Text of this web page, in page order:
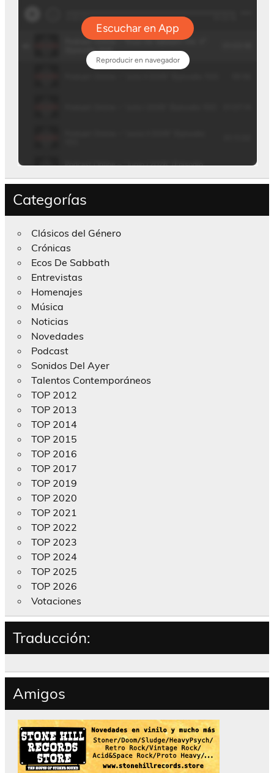
Categorías
Clásicos del Género
Crónicas
Ecos De Sabbath
Entrevistas
Homenajes
Música
Noticias
Novedades
Podcast
Sonidos Del Ayer
Talentos Contemporáneos
TOP 2012
TOP 2013
TOP 2014
TOP 2015
TOP 2016
TOP 2017
TOP 2019
TOP 2020
TOP 2021
TOP 2022
TOP 2023
TOP 2024
TOP 2025
TOP 2026
Votaciones
Traducción:
Amigos